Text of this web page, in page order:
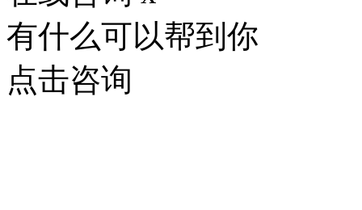
有什么可以帮到你
点击咨询